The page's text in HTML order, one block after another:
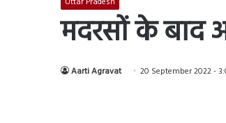
मदरसों के बाद
Aarti Agravat 20 September 2022 -